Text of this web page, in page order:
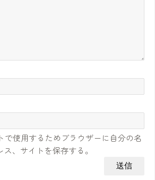
で使用するためブラウザーに自分の名
、サイトを保存する。